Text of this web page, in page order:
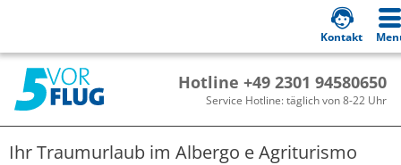
Hotline +49 2301 94580650
Service Hotline: täglich von 8-22 Uhr
Kontakt
Ihr Traumurlaub im Albergo e Agriturismo